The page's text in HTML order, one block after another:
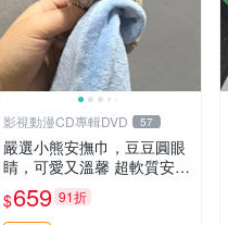
影視動漫CD專輯DVD 57
嚴選小熊安撫巾，豆豆圓眼
睛，可愛又溫馨 超軟質安撫
巾，豆豆設計，哄睡好幫手
約克豆豆眼安撫巾 數碼豆豆
$659 91折